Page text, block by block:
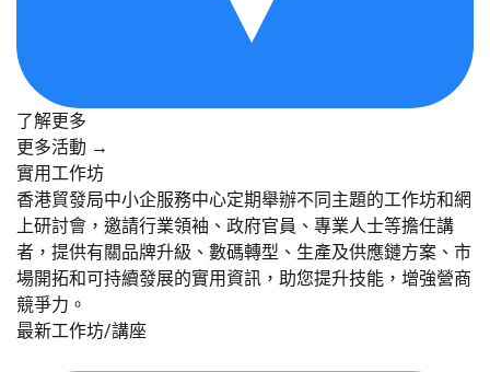
了解更多
更多活動 →
實用工作坊
香港貿發局中小企服務中心定期舉辦不同主題的工作坊和網
上研討會，邀請行業領袖、政府官員、專業人士等擔任講
者，提供有關品牌升級、數碼轉型、生產及供應鏈方案、市
場開拓和可持續發展的實用資訊，助您提升技能，增強營商
競爭力。
最新工作坊/講座